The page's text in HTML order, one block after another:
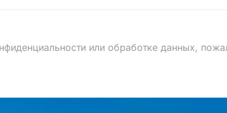
или обработке данных,